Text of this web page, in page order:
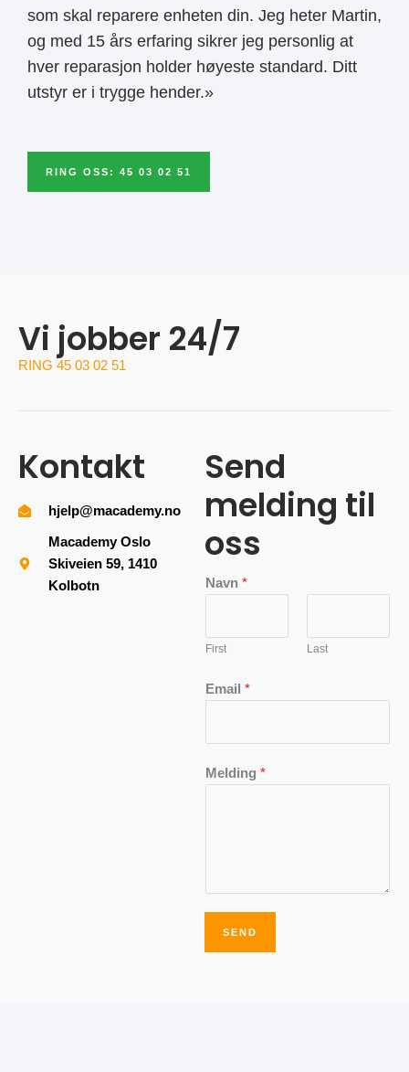
som skal reparere enheten din. Jeg heter Martin,
og med 15 års erfaring sikrer jeg personlig at
hver reparasjon holder høyeste standard. Ditt
utstyr er i trygge hender.»
RING OSS: 45 03 02 51
Vi jobber 24/7
RING 45 03 02 51
Kontakt
hjelp@macademy.no
Macademy Oslo
Skiveien 59, 1410
Kolbotn
Send
melding til
oss
Navn *
First Last
Email *
Melding *
SEND